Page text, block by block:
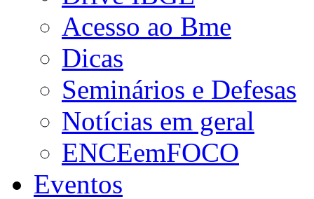
Acesso ao Bme
Dicas
Seminários e Defesas
Notícias em geral
ENCEemFOCO
Eventos